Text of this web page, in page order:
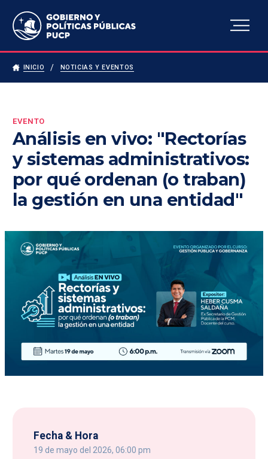
Escuela de Gobierno y
Políticas Públicas
INICIO NOTICIAS Y EVENTOS
EVENTO
Análisis en vivo: "Rectorías
y sistemas administrativos:
por qué ordenan (o traban)
la gestión en una entidad"
Fecha & Hora
19 de mayo del 2026, 06:00 pm